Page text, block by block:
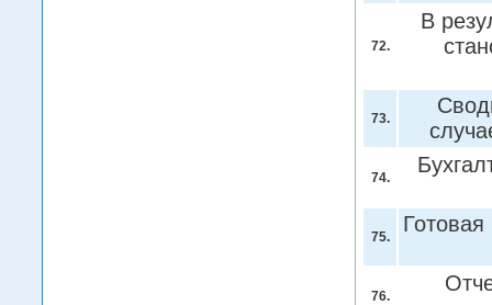
72.
В
73.
74.
75.
76.